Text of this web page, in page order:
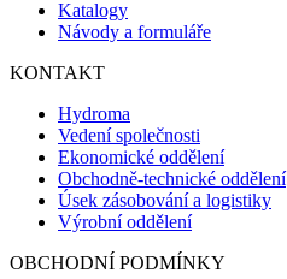
Katalogy
Návody a formuláře
KONTAKT
Hydroma
Vedení společnosti
Ekonomické oddělení
Obchodně-technické oddělení
Úsek zásobování a logistiky
Výrobní oddělení
OBCHODNÍ PODMÍNKY